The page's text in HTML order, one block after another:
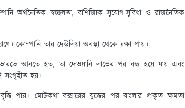
অর্থনৈতিক স্বচ্ছলতা, বাণিজ্যিক সুযোগ-সুবিধা ও রাজনৈতিক
কোম্পানি তার দেউলিয়া অবস্থা থেকে রক্ষা পায়।
ভারতে আনতে হত, তা দেওয়ানি লাভের পর বন্ধ হয়ে যায় এবং
সংগৃহীত হয়।
পায়। মোটকথা বক্সারের যুদ্ধের পর বাংলার প্রকৃত ক্ষমতা